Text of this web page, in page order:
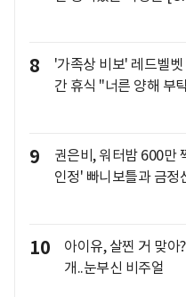
8
'가족상 비보' 레드벨
간 휴식 "너른 양해 부
9
권은비, 워터밤 600만
인정' 빠니보틀과 금정
10
아이유, 살찐 거 맞아
개..눈부신 비주얼